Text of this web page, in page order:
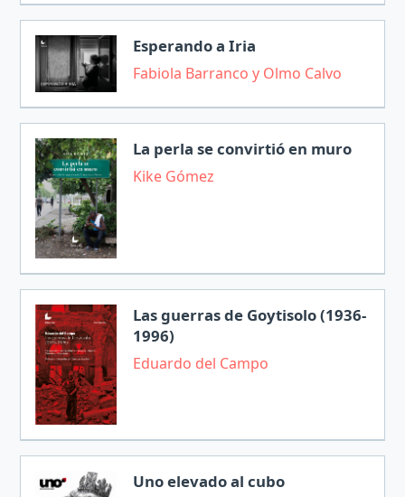
Esperando a Iria
Fabiola Barranco y Olmo Calvo
La perla se convirtió en muro
Kike Gómez
Las guerras de Goytisolo (1936-
1996)
Eduardo del Campo
Uno elevado al cubo